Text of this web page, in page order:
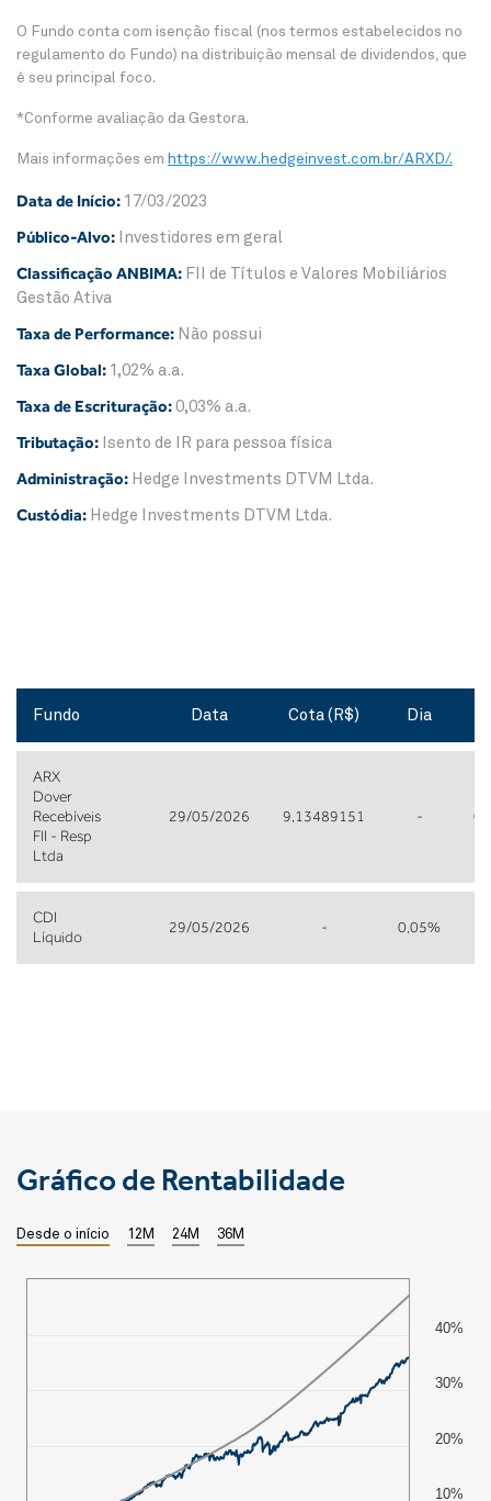
O Fundo conta com isenção fiscal (nos termos estabelecidos no
regulamento do Fundo) na distribuição mensal de dividendos, que
é seu principal foco.
*Conforme avaliação da Gestora.
Mais informações em https://www.hedgeinvest.com.br/ARXD/.
Data de Início: 17/03/2023
Público-Alvo: Investidores em geral
Classificação ANBIMA: FII de Títulos e Valores Mobiliários
Gestão Ativa
Taxa de Performance: Não possui
Taxa Global: 1,02% a.a.
Taxa de Escrituração: 0,03% a.a.
Tributação: Isento de IR para pessoa física
Administração: Hedge Investments DTVM Ltda.
Custódia: Hedge Investments DTVM Ltda.
Fundo Data Cota (R$) Dia
ARX
Dover
Recebíveis
FII - Resp
Ltda
29/05/2026 9,13489151 -
CDI
Líquido
29/05/2026 - 0,05%
Gráfico de Rentabilidade
Desde o início 12M 24M 36M
10%
20%
30%
40%